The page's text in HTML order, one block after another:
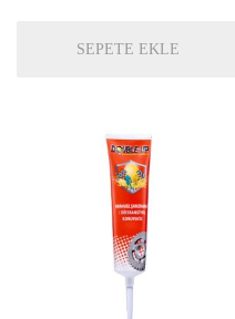
SEPETE EKLE